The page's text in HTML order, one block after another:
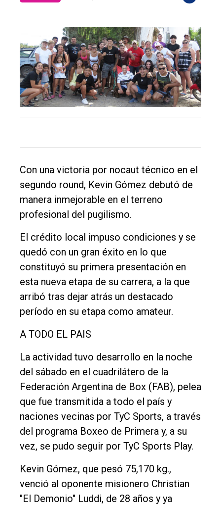
único
DIARIO
Balcarce
Inicio
Tendencia
Int.
General
Política
Cultura
Entrevistas
Rural
Deportes
Fúnebres
Edición
Empresa
Nosotros
Contacto
Con una victoria por nocaut técnico en el
segundo round, Kevin Gómez debutó de
manera inmejorable en el terreno
profesional del pugilismo.
El crédito local impuso condiciones y se
quedó con un gran éxito en lo que
constituyó su primera presentación en
esta nueva etapa de su carrera, a la que
arribó tras dejar atrás un destacado
período en su etapa como amateur.
A TODO EL PAIS
La actividad tuvo desarrollo en la noche
del sábado en el cuadrilátero de la
Federación Argentina de Box (FAB), pelea
que fue transmitida a todo el país y
naciones vecinas por TyC Sports, a través
del programa Boxeo de Primera y, a su
vez, se pudo seguir por TyC Sports Play.
Kevin Gómez, que pesó 75,170 kg.,
venció al oponente misionero Christian
"El Demonio" Luddi, de 28 años y ya